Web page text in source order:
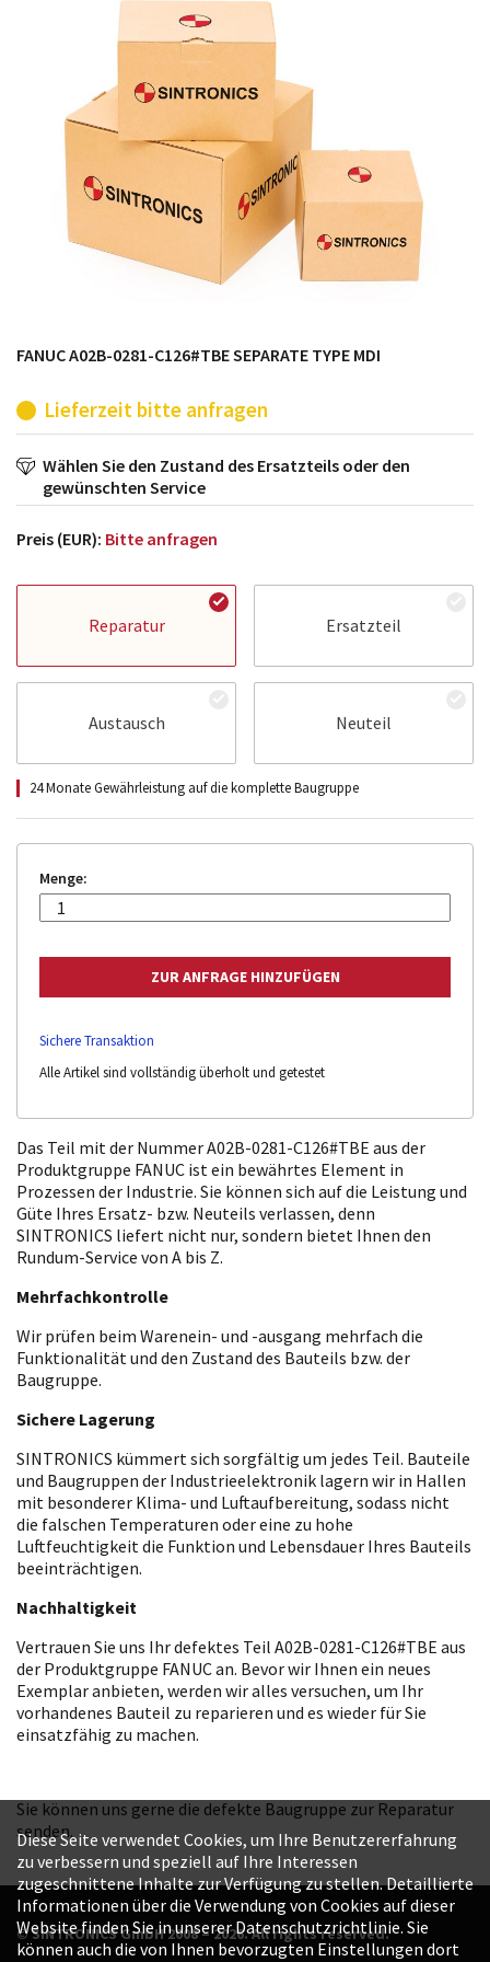
möglich. SINTRONICS ist dann ihr Partner, der
entweder die alten Baugruppen technisch hochwertig
repariert oder ihnen die abgekündigten Baugruppen
aus dem eigenen Lager ersetzt.
FANUC A02B-0281-C126#TBE SEPARATE TYPE MDI
Lieferzeit bitte anfragen
Wählen Sie den Zustand des Ersatzteils oder den
gewünschten Service
Preis (EUR): Bitte anfragen
Reparatur Ersatzteil
Austausch Neuteil
24 Monate Gewährleistung auf die komplette Baugruppe
Menge:
Sichere Transaktion
Alle Artikel sind vollständig überholt und getestet
Das Teil mit der Nummer A02B-0281-C126#TBE aus der
Produktgruppe FANUC ist ein bewährtes Element in
Prozessen der Industrie. Sie können sich auf die Leistung und
Güte Ihres Ersatz- bzw. Neuteils verlassen, denn
SINTRONICS liefert nicht nur, sondern bietet Ihnen den
Rundum-Service von A bis Z.
Mehrfachkontrolle
Wir prüfen beim Warenein- und -ausgang mehrfach die
Funktionalität und den Zustand des Bauteils bzw. der
Baugruppe.
Sichere Lagerung
SINTRONICS kümmert sich sorgfältig um jedes Teil. Bauteile
und Baugruppen der Industrieelektronik lagern wir in Hallen
mit besonderer Klima- und Luftaufbereitung, sodass nicht
die falschen Temperaturen oder eine zu hohe
Luftfeuchtigkeit die Funktion und Lebensdauer Ihres Bauteils
beeinträchtigen.
Nachhaltigkeit
Vertrauen Sie uns Ihr defektes Teil A02B-0281-C126#TBE aus
der Produktgruppe FANUC an. Bevor wir Ihnen ein neues
Exemplar anbieten, werden wir alles versuchen, um Ihr
vorhandenes Bauteil zu reparieren und es wieder für Sie
einsatzfähig zu machen.
Sie können uns gerne die defekte Baugruppe zur Reparatur
senden.
© SINTRONICS GmbH 2008 – 2026. All rights reserved.
Diese Seite verwendet Cookies, um Ihre Benutzererfahrung
zu verbessern und speziell auf Ihre Interessen
zugeschnittene Inhalte zur Verfügung zu stellen. Detaillierte
Informationen über die Verwendung von Cookies auf dieser
Website finden Sie in unserer Datenschutzrichtlinie. Sie
können auch die von Ihnen bevorzugten Einstellungen dort